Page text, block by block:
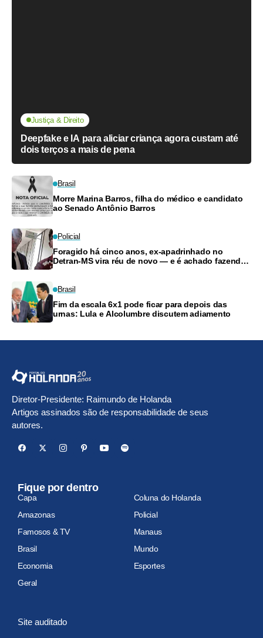
Justiça & Direito
Deepfake e IA para aliciar criança agora custam até
dois terços a mais de pena
Brasil
Morre Marina Barros, filha do médico e candidato
ao Senado Antônio Barros
Policial
Foragido há cinco anos, ex-apadrinhado no
Detran-MS vira réu de novo — e é achado fazendo
Brasil
Fim da escala 6x1 pode ficar para depois das
urnas: Lula e Alcolumbre discutem adiamento
Diretor-Presidente: Raimundo de Holanda
Artigos assinados são de responsabilidade de seus
autores.
Fique por dentro
Capa
Coluna do Holanda
Amazonas
Policial
Famosos & TV
Manaus
Brasil
Mundo
Economia
Esportes
Geral
Site auditado